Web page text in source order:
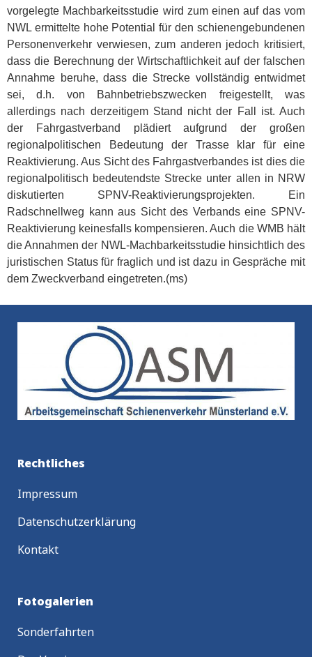
vorgelegte Machbarkeitsstudie wird zum einen auf das vom
NWL ermittelte hohe Potential für den schienengebundenen
Personenverkehr verwiesen, zum anderen jedoch kritisiert,
dass die Berechnung der Wirtschaftlichkeit auf der falschen
Annahme beruhe, dass die Strecke vollständig entwidmet
sei, d.h. von Bahnbetriebszwecken freigestellt, was
allerdings nach derzeitigem Stand nicht der Fall ist. Auch
der Fahrgastverband plädiert aufgrund der großen
regionalpolitischen Bedeutung der Trasse klar für eine
Reaktivierung. Aus Sicht des Fahrgastverbandes ist dies die
regionalpolitisch bedeutendste Strecke unter allen in NRW
diskutierten SPNV-Reaktivierungsprojekten. Ein
Radschnellweg kann aus Sicht des Verbands eine SPNV-
Reaktivierung keinesfalls kompensieren. Auch die WMB hält
die Annahmen der NWL-Machbarkeitsstudie hinsichtlich des
juristischen Status für fraglich und ist dazu in Gespräche mit
dem Zweckverband eingetreten.(ms)
Rechtliches
Impressum
Datenschutzerklärung
Kontakt
Fotogalerien
Sonderfahrten